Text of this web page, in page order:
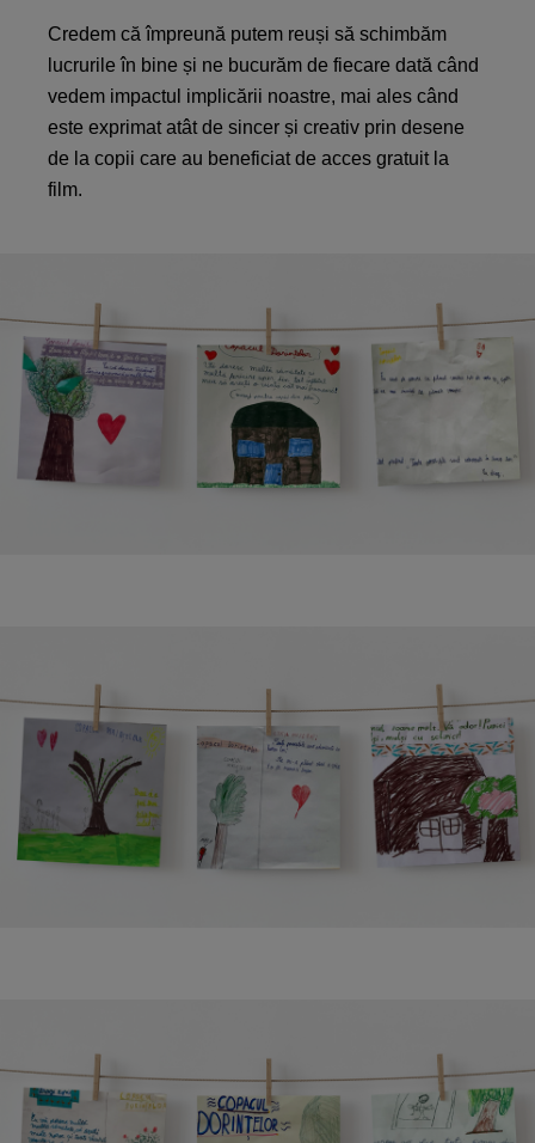
Credem că împreună putem reuși să schimbăm
lucrurile în bine și ne bucurăm de fiecare dată când
vedem impactul implicării noastre, mai ales când
este exprimat atât de sincer și creativ prin desene
de la copii care au beneficiat de acces gratuit la
film.